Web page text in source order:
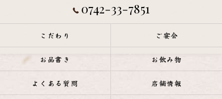
0742-33-7851
こだわり ご宴会
お品書き お飲み物
よくある質問 店舗情報